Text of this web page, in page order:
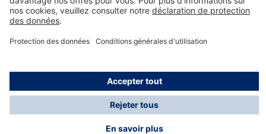
Informations
*Les taxes et les frais d'expédition ne sont pas inclus
dans les prix indiqués, sauf mention contraire. Des frais
supplémentaires peuvent s'appliquer.